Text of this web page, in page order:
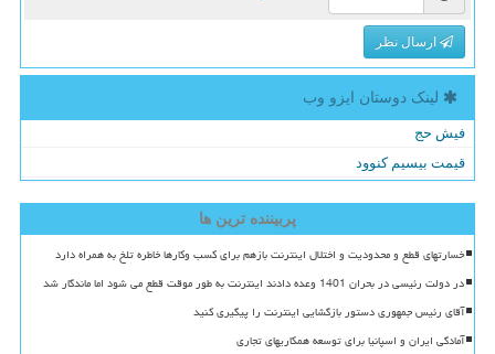
ارسال نظر
لینک دوستان ایزو وب
فیش حج
قیمت بیسیم کنوود
پربیننده ترین ها
خسارتهای قطع و محدودیت و اختلال اینترنت بازهم برای کسب وکارها خاطره تلخ به همراه دارد
در دولت رئیسی در بحران 1401 وعده دادند اینترنت به طور موقت قطع می شود اما ماندگار شد
آقای رئیس جمهوری دستور بازگشایی اینترنت را پیگیری کنید
آمادگی ایران و اسپانیا برای توسعه همکاریهای تجاری